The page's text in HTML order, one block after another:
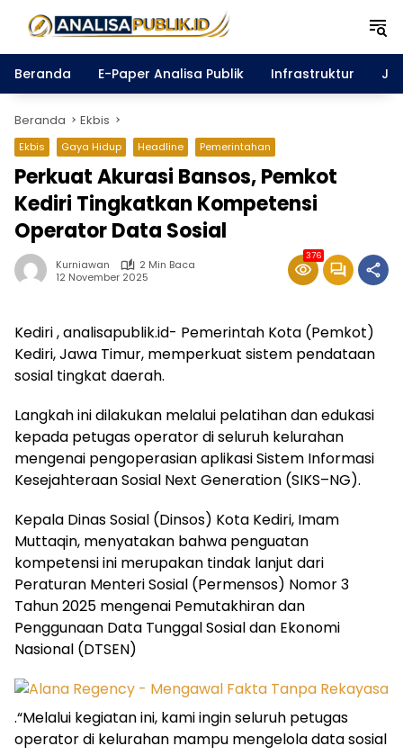
Beranda
E-Paper Analisa Publik Infrastruktur
Beranda Ekbis
Ekbis Gaya Hidup Headline Pemerintahan
Perkuat Akurasi Bansos, Pemkot
Kediri Tingkatkan Kompetensi
Operator Data Sosial
Kurniawan
2 Min Baca
12 November 2025
376
Kediri , analisapublik.id- Pemerintah Kota (Pemkot)
Kediri, Jawa Timur, memperkuat sistem pendataan
sosial tingkat daerah.
Langkah ini dilakukan melalui pelatihan dan edukasi
kepada petugas operator di seluruh kelurahan
mengenai pengoperasian aplikasi Sistem Informasi
Kesejahteraan Sosial Next Generation (SIKS–NG).
​Kepala Dinas Sosial (Dinsos) Kota Kediri, Imam
Muttaqin, menyatakan bahwa penguatan
kompetensi ini merupakan tindak lanjut dari
Peraturan Menteri Sosial (Permensos) Nomor 3
Tahun 2025 mengenai Pemutakhiran dan
Penggunaan Data Tunggal Sosial dan Ekonomi
Nasional (DTSEN)
.​“Melalui kegiatan ini, kami ingin seluruh petugas
operator di kelurahan mampu mengelola data sosial